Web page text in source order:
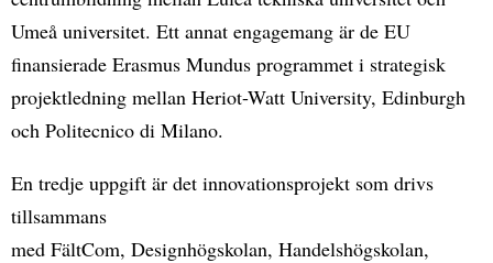
Umeå universitet. Ett annat engagemang är de EU
finansierade Erasmus Mundus programmet i strategisk
projektledning mellan Heriot-Watt University, Edinburgh
och Politecnico di Milano.
En tredje uppgift är det innovationsprojekt som drivs
tillsammans
med FältCom, Designhögskolan, Handelshögskolan,